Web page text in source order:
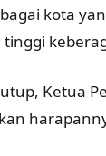
kota
Ketua